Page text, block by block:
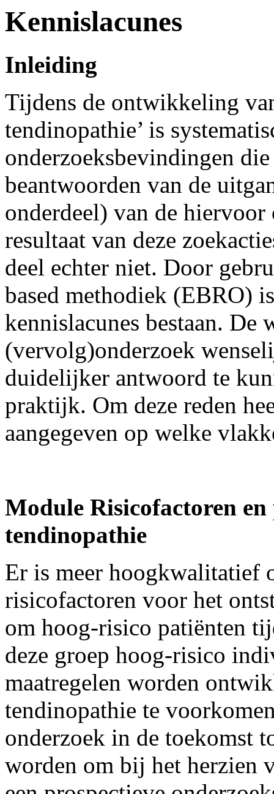
Kennislacunes
Inleiding
Tijdens de ontwikkeling
tendinopathie’ is
onderzoeksbevindingen
beantwoorden van de
onderdeel) van de hiervoor
resultaat van deze
deel echter niet. Door
based methodiek (EBRO)
kennislacunes bestaan. De
(vervolg)onderzoek
duidelijker antwoord te
praktijk. Om deze reden
aangegeven op welke
Module Risicofactoren
tendinopathie
Er is meer hoogkwalitatief
risicofactoren voor het
om hoog-risico patiënten
deze groep hoog-risico
maatregelen worden
tendinopathie te
onderzoek in de toekomst
worden om bij het herzien